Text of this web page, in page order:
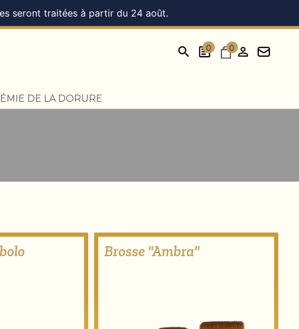
seront traitées à partir du 24 août.
0 0
DE LA DORURE
Brosse "Ambra"